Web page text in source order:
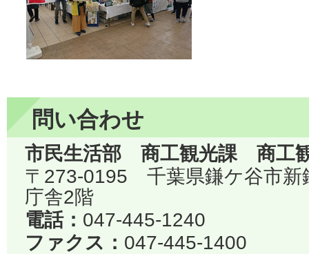
問い合わせ
市民生活部 商工観光課 商工
〒273-0195 千葉県鎌ケ谷市
庁舎2階
電話： 047-445-1240
ファクス： 047-445-1400